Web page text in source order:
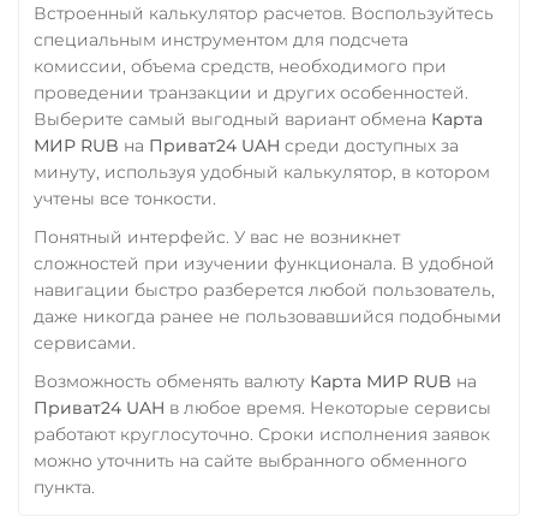
Встроенный калькулятор расчетов. Воспользуйтесь
специальным инструментом для подсчета
комиссии, объема средств, необходимого при
проведении транзакции и других особенностей.
Выберите самый выгодный вариант обмена Карта
МИР RUB на Приват24 UAH среди доступных за
минуту, используя удобный калькулятор, в котором
учтены все тонкости.
Понятный интерфейс. У вас не возникнет
сложностей при изучении функционала. В удобной
навигации быстро разберется любой пользователь,
даже никогда ранее не пользовавшийся подобными
сервисами.
Возможность обменять валюту Карта МИР RUB на
Приват24 UAH в любое время. Некоторые сервисы
работают круглосуточно. Сроки исполнения заявок
можно уточнить на сайте выбранного обменного
пункта.